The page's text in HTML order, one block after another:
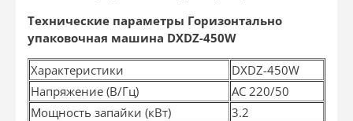
Технические параметры Горизонтально
упаковочная машина DXDZ-450W
Характеристики
DXDZ-450W
Напряжение (В/Гц)
АС 220/50
Мощность запайки (кВт)
3.2